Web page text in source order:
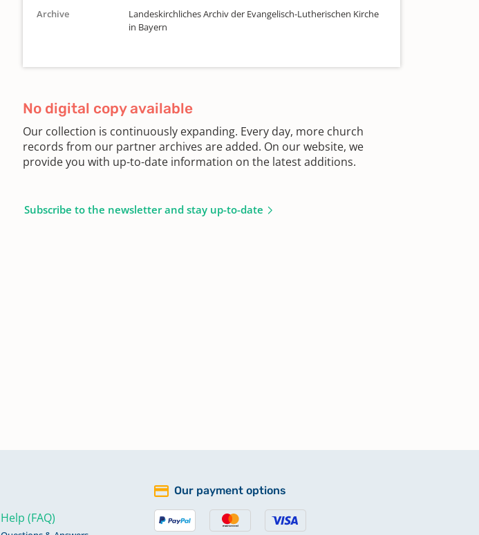
Archive
Landeskirchliches Archiv der Evangelisch-Lutherischen Kirche
in Bayern
No digital copy available
Our collection is continuously expanding. Every day, more church
records from our partner archives are added. On our website, we
provide you with up-to-date information on the latest additions.
Subscribe to the newsletter and stay up-to-date
Help (FAQ)
Our payment options